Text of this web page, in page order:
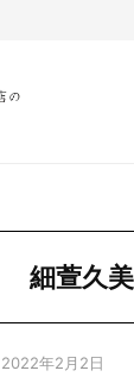
細萱久美
2022年2月2日